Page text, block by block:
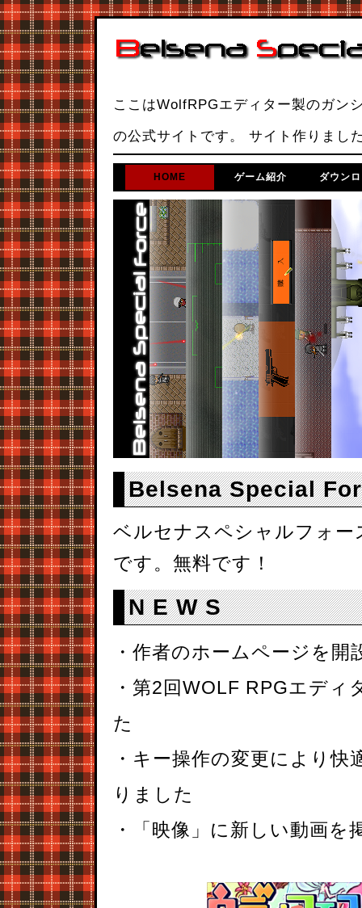
ここはWolfRPGエディター製のガン
の公式サイトです。 サイト作りまし
HOME ゲーム紹介 ダウン
Belsena Special
ベルセナスペシャルフォ
です。無料です！
N E W S
・作者のホームページを
・第2回WOLF RPGエデ
た
・キー操作の変更により
りました
・「映像」に新しい動画を